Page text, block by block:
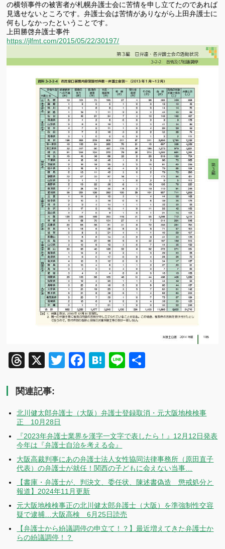
の横領事件の被害者が札幌弁護士会に苦情を申し立てたのであれば
見逃せないところです。弁護士会は苦情がありながら上田弁護士に
何もしなかったということです。
上田勝啓弁護士事件
https://jlfmt.com/2015/05/22/30197/
Threads
X TwitterFacebook
Hatena
Line
関連記事:
北川健太郎弁護士（大阪）弁護士登録取消・元大阪地検検事
正 10月28日
『2023年弁護士業界を漢字一文字で表したら！』12月12日発表
今年は『弁護士自治を考える会』
大阪高裁判事にあの弁護士法人女性協同法律事務所（原田直子
代表）の弁護士が就任！関西の子どもに会えない当事…
【書庫・弁護士が、判決文、委任状、陳述書偽造 懲戒処分と
報道】2024年11月更新
元大阪地検検事正の北川健太郎弁護士（大阪）を準強制性交容
疑で逮捕…大阪高検 6月25日読売
【弁護士から紛議調停の申立て！？】最近増えてきた弁護士か
らの紛議調停！？